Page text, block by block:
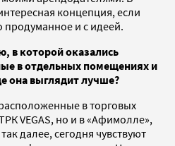
концепция, если
продуманное и с идеей.
в которой оказались
в отдельных помещениях и
она выглядит лучше?
в торговых
VEGAS, но и в «Афимолле»,
далее, сегодня чувствуют